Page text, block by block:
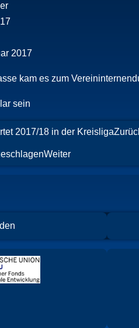
2017
kam es zum
sein
2017/18 in der Kreisliga
Weiter